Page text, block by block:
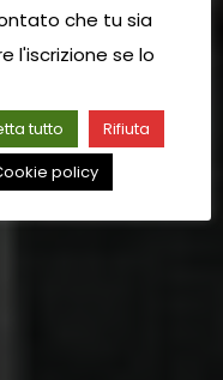
che tu sia
l'iscrizione se lo
tutto
Rifiuta
policy